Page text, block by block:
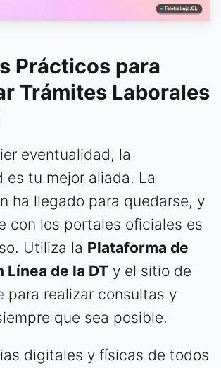
Prácticos para
Trámites Laborales
eventualidad, la
es tu mejor aliada. La
ha llegado para quedarse, y
con los portales oficiales es
Utiliza la Plataforma de
Línea de la DT y el sitio de
para realizar consultas y
que sea posible.
digitales y físicas de todos